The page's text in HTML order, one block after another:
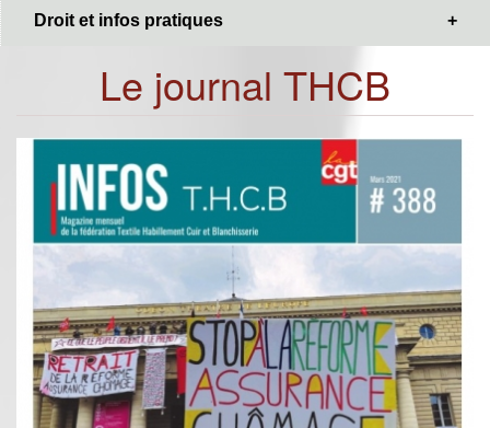
Droit et infos pratiques
Le journal THCB